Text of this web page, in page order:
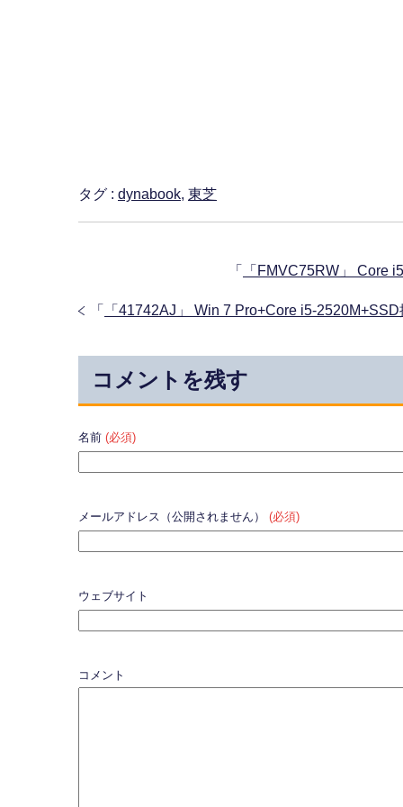
タグ : dynabook, 東芝
「 「FMVC75RW」 Core
「 「41742AJ」 Win 7 Pro+Core i5-
コメントを残す
名前 (必須)
メールアドレス（公開されません） (必須)
ウェブサイト
コメント